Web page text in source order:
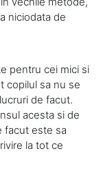
niciodata de
pentru cei mici si
copilul sa nu se
de facut.
acesta si de
facut este sa
la tot ce